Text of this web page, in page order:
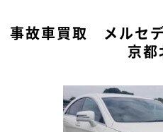
事故車買取 メルセ
京都